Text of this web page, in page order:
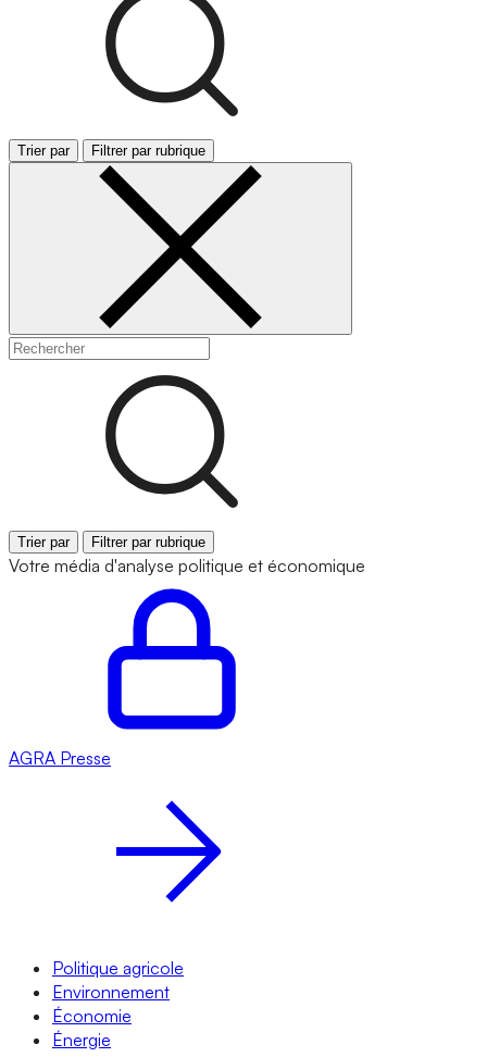
Trier par Filtrer par rubrique
Trier par Filtrer par rubrique
Votre média d'analyse politique et économique
AGRA Presse
Politique agricole
Environnement
Économie
Énergie